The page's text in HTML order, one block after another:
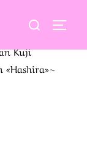
Buscar:
Kuji
«Hashira»~